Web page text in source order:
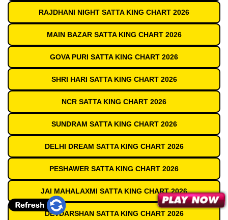
RAJDHANI NIGHT SATTA KING CHART 2026
MAIN BAZAR SATTA KING CHART 2026
GOVA PURI SATTA KING CHART 2026
SHRI HARI SATTA KING CHART 2026
NCR SATTA KING CHART 2026
SUNDRAM SATTA KING CHART 2026
DELHI DREAM SATTA KING CHART 2026
PESHAWER SATTA KING CHART 2026
JAI MAHALAXMI SATTA KING CHART 2026
DEVDARSHAN SATTA KING CHART 2026